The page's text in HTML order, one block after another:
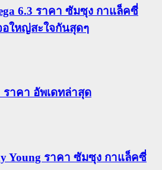
6.3 ราคา ซัมซุง กาแล็คซี่
อใหญ่สะใจกันสุดๆ
ราคา อัพเดทล่าสุด
Young ราคา ซัมซุง กาแล็คซี่